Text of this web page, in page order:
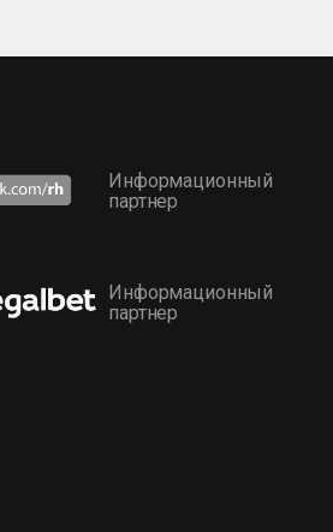
Информационный
партнер
Информационный
партнер